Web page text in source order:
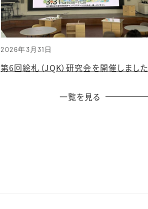
2026年3月31日
第6回絵札（JQK）研究会を開催しました
一覧を見る